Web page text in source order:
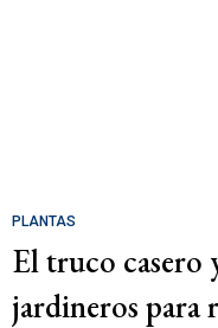
PLANTAS
El truco casero
jardineros para